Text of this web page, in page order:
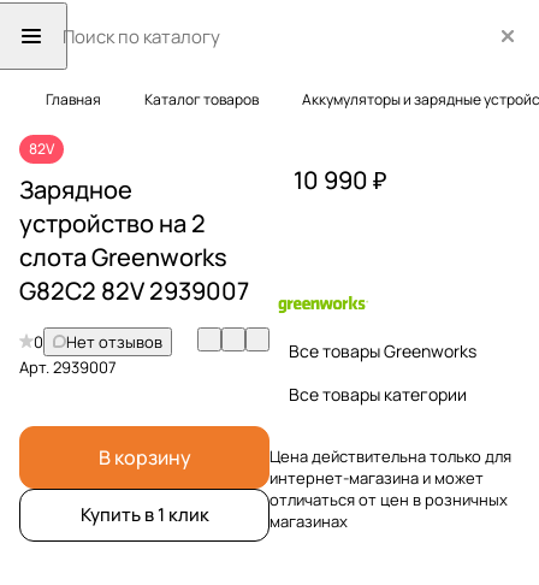
Главная Каталог товаров Аккумуляторы и зарядные
82V
Зарядное
устройство на 2
слота Greenworks
G82C2 82V 2939007
0
Нет отзывов
Арт.2939007
В корзину
Купить в 1 клик
10 990 ₽
Все товары Greenworks
Все товары категории
Цена действительна только для
интернет-магазина и может
отличаться от цен в розничных
магазинах